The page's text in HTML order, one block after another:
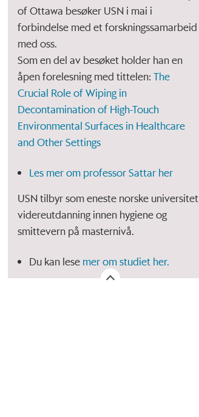
of Ottawa besøker USN i mai i
forbindelse med et forskningssamarbeid
med oss.
Som en del av besøket holder han en
åpen forelesning med tittelen:The
Crucial Role of Wiping in
Decontamination of High-Touch
Environmental Surfaces in Healthcare
and Other Settings
Les mer om professor Sattar her
USN tilbyr som eneste norske universitet
videreutdanning innen hygiene og
smittevern på masternivå.
Du kan lese mer om studiet her.